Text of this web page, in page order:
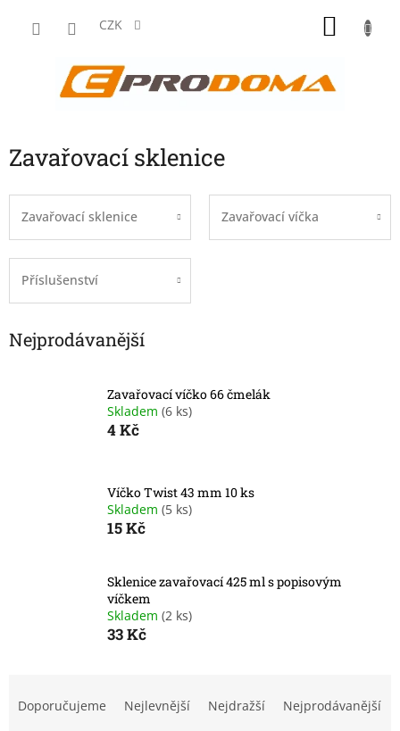
CZK
Zavařovací sklenice
Zavařovací sklenice Zavařovací víčka
Příslušenství
Nejprodávanější
Zavařovací víčko 66 čmelák
Skladem (6 ks)
4 Kč
Víčko Twist 43 mm 10 ks
Skladem (5 ks)
15 Kč
Sklenice zavařovací 425 ml s popisovým
víčkem
Skladem (2 ks)
33 Kč
Doporučujeme Nejlevnější Nejdražší Nejprodávanější